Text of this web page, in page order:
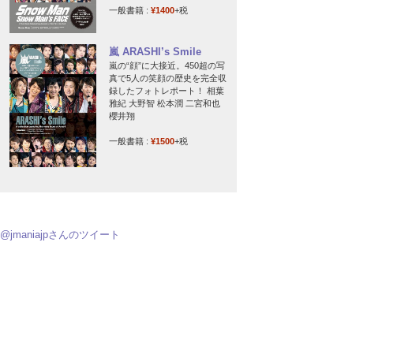
一般書籍 : ¥1400+税
嵐 ARASHI’s Smile
嵐の“顔”に大接近。450超の写
真で5人の笑顔の歴史を完全収
録したフォトレポート！ 相葉
雅紀 大野智 松本潤 二宮和也
櫻井翔
一般書籍 : ¥1500+税
@jmaniajpさんのツイート